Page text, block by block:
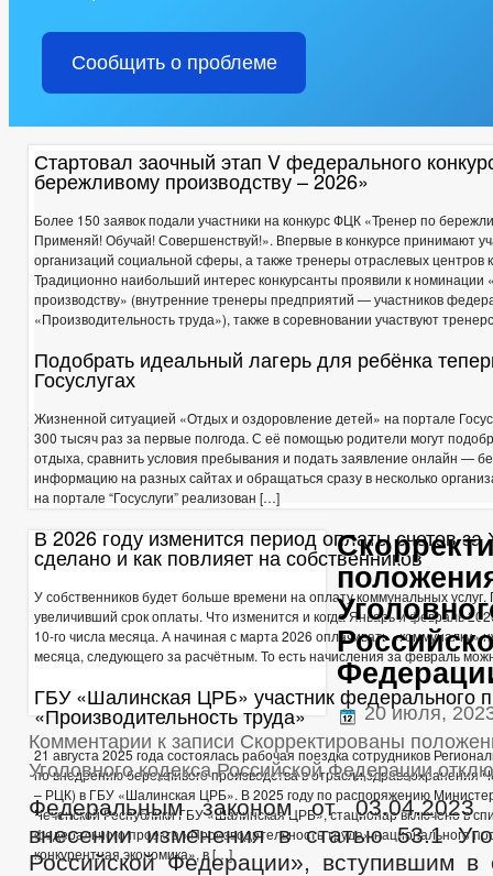
ФИНАНСОВО-ЭКОНОМИЧЕСКОЕ СОСТОЯНИЕ СУБЪЕКТОВ
РЕЕСТР МУНИЦИПАЛЬНОГО ИМУЩЕСТВА
ИНФОРМАЦИЯ О РЕЗУЛЬТАТАХ ПРОВЕРОК
ГО И ЧС _
СОВЕТ ДЕПУТАТОВ
ДЕПУТАТЫ
ГРАФИК ПРИЁМА ГРАЖДАН
ПОЛНОМОЧИЯ, СТРУКТУРА, ЗАДАЧИ И ФУНКЦИИ
ПРОТИВОДЕЙСТВИЕ КОРРУПЦИИ
НПА
ИНЫЕ АКТЫ В СФЕРЕ
МЕТОДИЧЕСКИЕ МАТЕРИАЛЫ
ФОРМЫ ДОКУМЕНТОВ, СВЯЗАННЫХ
СВЕДЕНИЯ О ДОХОДАХ, РАСХОДАХ, ОБ ИМУЩЕСТВЕ И
КОМИССИЯ ПО СОБЛЮДЕНИЮ ТРЕБОВАНИЙ К СЛУЖЕБНОМУ
ОБРАТНАЯ СВЯЗЬ ДЛЯ СООБЩЕНИЙ О ФАКТАХ КОРРУПЦИИ
ПРАВОВЫЕ АКТЫ
УСТАВ РЕШЕНИЯ
ПРОЕКТЫ К
ПУБЛИЧНЫЕ СЛУШАНИЯ
ФЕДЕРАЛЬНЫЕ
БЮДЖЕТ
БЮДЖЕТ ПО ГОДАМ
ОТЧЕТ ОБ ИСПОЛНЕНИИ БЮДЖЕТА
_
МУНИЦИПАЛЬНЫЕ УСЛУГИ
ЕДИНЫЙ ПОРТАЛ ГОСУДАРСТВЕННЫХ И
ОБРАЩЕНИЕ К ГЛАВЕ
ИНТЕРНЕТ
ОБЗОРЫ ОБРАЩЕНИЙ ГРАЖДАН
ФОРМА
РЕГЛАМЕНТ РАССМОТРЕНИЯ ОБРАЩЕНИЙ
Сообщить о проблеме
Стартовал заочный этап V федерального
бережливому производству – 2026»
Более 150 заявок подали участники на конкурс ФЦК «Тренер по
Применяй! Обучай! Совершенствуй!». Впервые в конкурсе принимают
организаций социальной сферы, а также тренеры отраслевых центров
Традиционно наибольший интерес конкурсанты проявили к номинации
производству» (внутренние тренеры предприятий — участников
«Производительность труда»), также в соревновании участвуют
Подобрать идеальный лагерь для ребёнка
Госуслугах
Жизненной ситуацией «Отдых и оздоровление детей» на портале
300 тысяч раз за первые полгода. С её помощью родители могут
отдыха, сравнить условия пребывания и подать заявление онлайн —
информацию на разных сайтах и обращаться сразу в несколько
на портале “Госуслуги” реализован […]
В 2026 году изменится период оплаты счетов
сделано и как повлияет на собственников
У собственников будет больше времени на оплату коммунальных услуг.
увеличивший срок оплаты. Что изменится и когда Январь и февраль
10-го числа месяца. А начиная с марта 2026 оплачивать «коммуналку»
месяца, следующего за расчётным. То есть начисления за февраль
ГБУ «Шалинская ЦРБ» участник федерального
«Производительность труда»
21 августа 2025 года состоялась рабочая поездка сотрудников
по внедрению бережливого производства в отрасли здравоохранения
– РЦК) в ГБУ «Шалинская ЦРБ». В 2025 году по распоряжению
Чеченской Республики ГБУ «Шалинская ЦРБ», стационар включено в
федерального проекта «Производительность труда» национального
конкурентная экономика», в […]
20 июля,
Комментарии к записи Скорректированы
Уголовного кодекса Российской Федерации
Федеральным законом от
внесении изменения в статью 53.1
Российской Федерации», вступившим в